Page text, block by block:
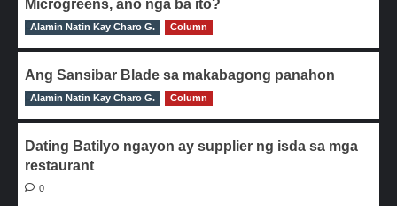
Microgreens, ano nga ba ito?
0
Alamin Natin Kay Charo G. Column
Ang Sansibar Blade sa makabagong panahon
0
Alamin Natin Kay Charo G. Column
Dating Batilyo ngayon ay supplier ng isda sa mga
restaurant
0